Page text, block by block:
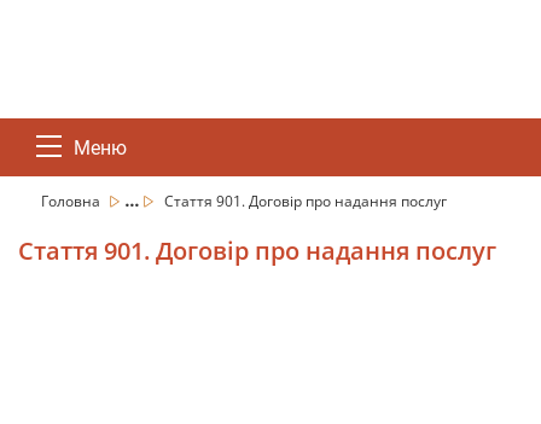
Меню
Головна ... Стаття 901. Договір про надання послуг
Стаття 901. Договір про надання послуг